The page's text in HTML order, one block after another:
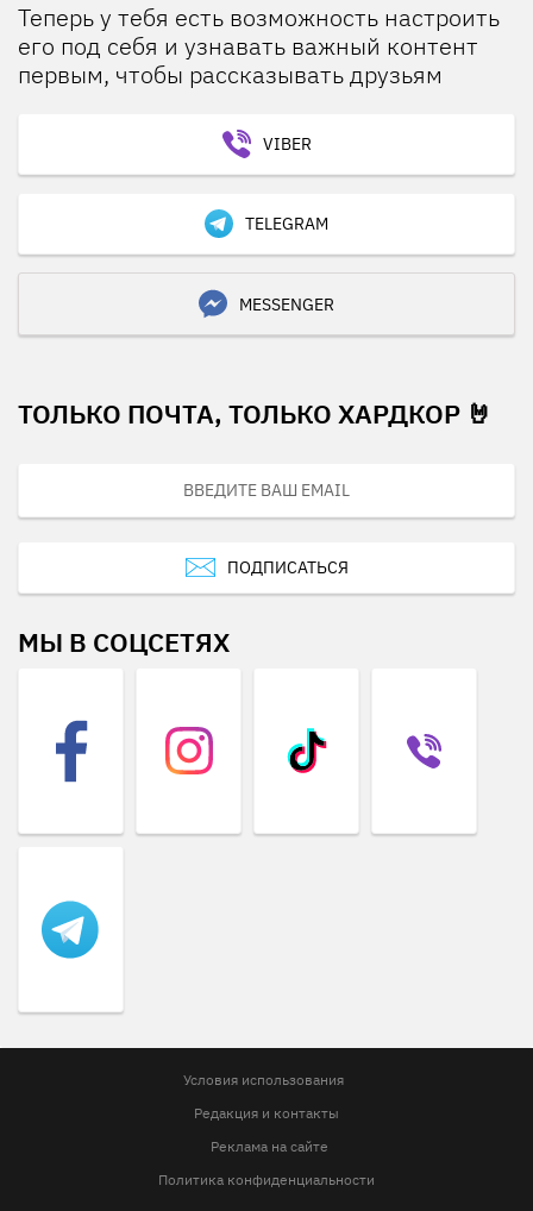
Теперь у тебя есть возможность настроить
его под себя и узнавать важный контент
первым, чтобы рассказывать друзьям
VIBER
TELEGRAM
MESSENGER
ТОЛЬКО ПОЧТА, ТОЛЬКО ХАРДКОР 🤘
ПОДПИСАТЬСЯ
МЫ В СОЦСЕТЯХ
Условия использования
Редакция и контакты
Реклама на сайте
Политика конфиденциальности